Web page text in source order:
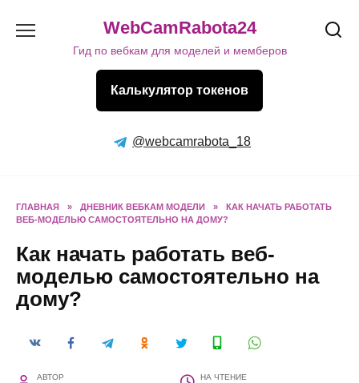
содержанию
WebCamRabota24
Гид по вебкам для моделей и мемберов
Калькулятор токенов
@webcamrabota_18
ГЛАВНАЯ » ДНЕВНИК ВЕБКАМ МОДЕЛИ »
КАК НАЧАТЬ РАБОТАТЬ
ВЕБ-МОДЕЛЬЮ САМОСТОЯТЕЛЬНО НА ДОМУ?
Как начать работать веб-
моделью самостоятельно на
дому?
АВТОР НА ЧТЕНИЕ